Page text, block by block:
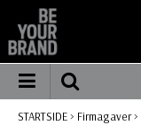
STARTSIDE> Firmagaver>